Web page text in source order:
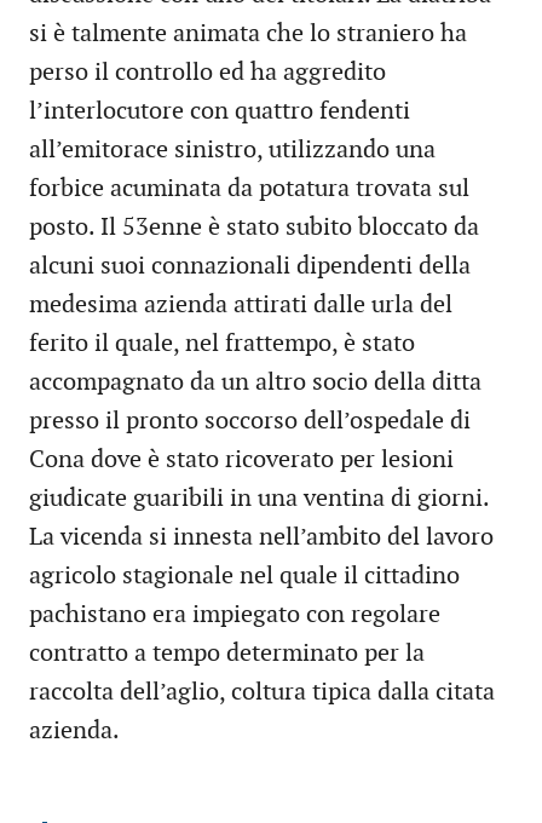
si è talmente animata che lo straniero ha
perso il controllo ed ha aggredito
l’interlocutore con quattro fendenti
all’emitorace sinistro, utilizzando una
forbice acuminata da potatura trovata sul
posto. Il 53enne è stato subito bloccato da
alcuni suoi connazionali dipendenti della
medesima azienda attirati dalle urla del
ferito il quale, nel frattempo, è stato
accompagnato da un altro socio della ditta
presso il pronto soccorso dell’ospedale di
Cona dove è stato ricoverato per lesioni
giudicate guaribili in una ventina di giorni.
La vicenda si innesta nell’ambito del lavoro
agricolo stagionale nel quale il cittadino
pachistano era impiegato con regolare
contratto a tempo determinato per la
raccolta dell’aglio, coltura tipica dalla citata
azienda.